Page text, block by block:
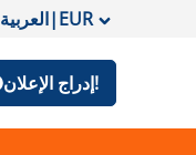
العربية|EUR
إدراج الإعلان!